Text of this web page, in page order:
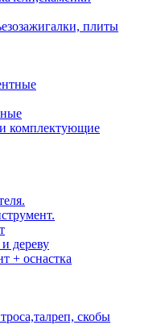
плиты
комплектующие
дереву
+ оснастка
скобы